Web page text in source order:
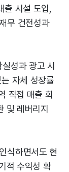
시설 도입,
무 건전성과
성과 광고 시
자체 성장률
직접 매출 회
및 레버리지
식하면서도 현
적 수익성 확